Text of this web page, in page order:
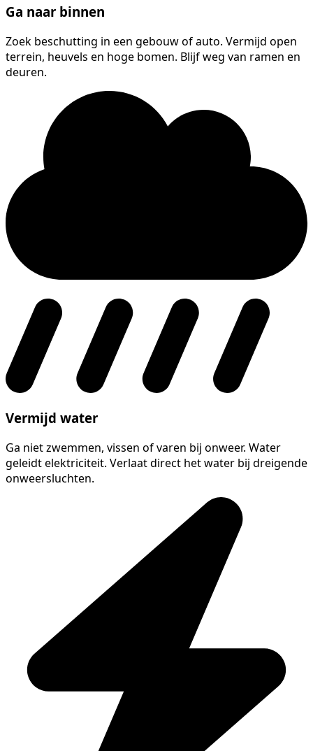
Ga naar binnen
Zoek beschutting in een gebouw of auto. Vermijd open
terrein, heuvels en hoge bomen. Blijf weg van ramen en
deuren.
Vermijd water
Ga niet zwemmen, vissen of varen bij onweer. Water
geleidt elektriciteit. Verlaat direct het water bij dreigende
onweersluchten.